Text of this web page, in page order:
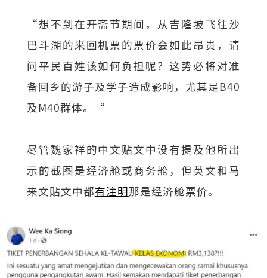
“想不到在开斋节期间，从吉隆坡飞往沙
巴斗湖的来回机票的票价会如此昂贵，请
问平民百姓该如何负担呢？这势必将对准
备回乡的游子及学子造成影响，尤其是B40
及M40群体。“
尽管魏家祥的中文贴文中没有提及他所出
示的截图是经济舱或商务舱，但英文和马
来文贴文中都有注明那是经济舱票价。